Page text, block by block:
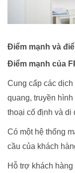
Điểm mạnh và
Điểm mạnh của
Cung cấp các
quang, truyền
thoại cố định và di
Có một hệ thống
cầu của khách
Hỗ trợ khách